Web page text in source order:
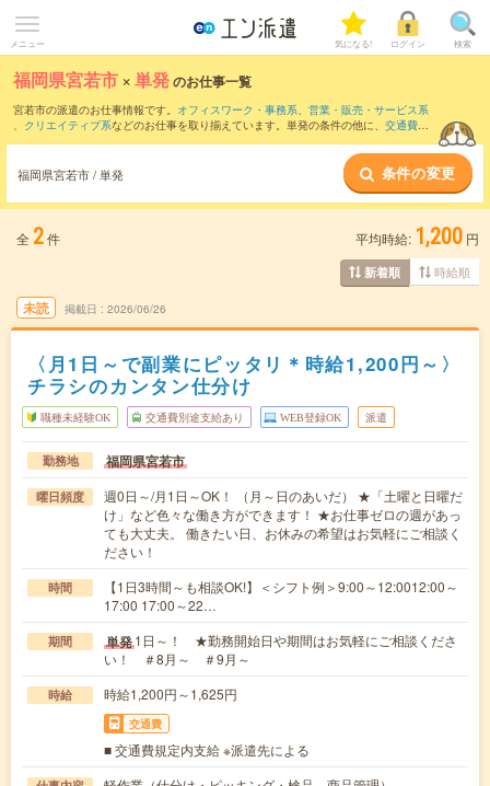
メニュー 気になる! ログイン 検索
福岡県宮若市 ×単発のお仕事一覧
宮若市の派遣のお仕事情報です。 オフィスワーク・事務系、 営業・販売・サービス系
、 クリエイティブ系などのお仕事を取り揃えています。単発の条件の他に、 交通費別
福岡県宮若市 / 単発 条件の変更
全 2件 平均時給: 1,200 円
新着順 時給順
未読 掲載日 2026/06/26
〈月1日～で副業にピッタリ＊時給1,200円～〉
チラシのカンタン仕分け
職種未経験OK 交通費別途支給あり WEB登録OK 派遣
勤務地 福岡県宮若市
曜日頻度
週0日～/月1日～OK！ （月～日のあいだ） ★「土曜と日曜だ
け」など色々な働き方ができます！ ★お仕事ゼロの週があっ
ても大丈夫。 働きたい日、お休みの希望はお気軽にご相談く
ださい！
時間
【1日3時間～も相談OK!】＜シフト例＞9:00～12:0012:00～
17:00 17:00～22…
期間 単発1日～！ ★勤務開始日や期間はお気軽にご相談くださ
い！ ＃8月～ ＃9月～
時給 時給1,200円～1,625円
交通費
■ 交通費規定内支給 ※派遣先による